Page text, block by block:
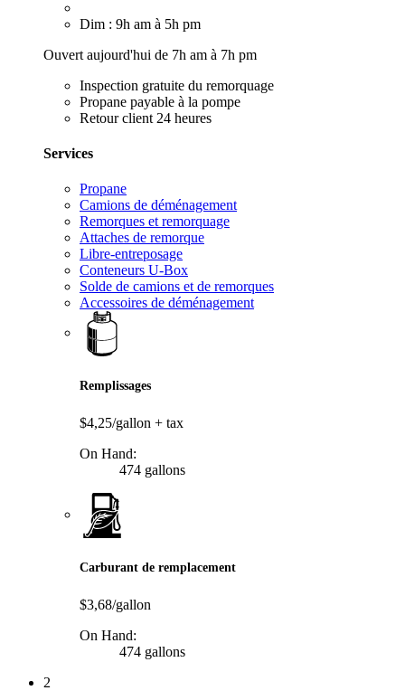
Dim : 9h am à 5h pm
Ouvert aujourd'hui de 7h am à 7h pm
Inspection gratuite du remorquage
Propane payable à la pompe
Retour client 24 heures
Services
Propane
Camions de déménagement
Remorques et remorquage
Attaches de remorque
Libre-entreposage
Conteneurs U-Box
Solde de camions et de remorques
Accessoires de déménagement
Remplissages
$4,25/gallon + tax
On Hand:
474 gallons
Carburant de remplacement
$3,68/gallon
On Hand:
474 gallons
2